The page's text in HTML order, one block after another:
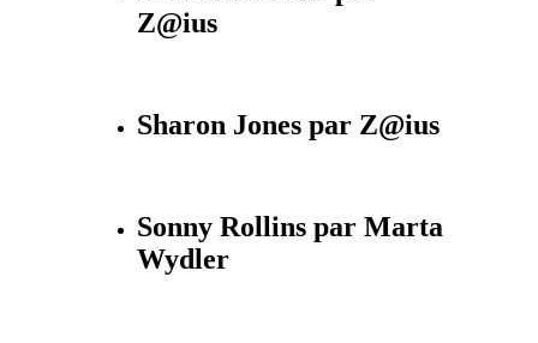
Z@ius
Sharon Jones par Z@ius
Sonny Rollins par Marta
Wydler